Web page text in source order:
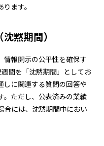
ます。
黙期間）
情報開示の公平性を確保す
間を「沈黙期間」としてお
しに関連する質問の回答や
。ただし、公表済みの業績
合には、沈黙期間中におい